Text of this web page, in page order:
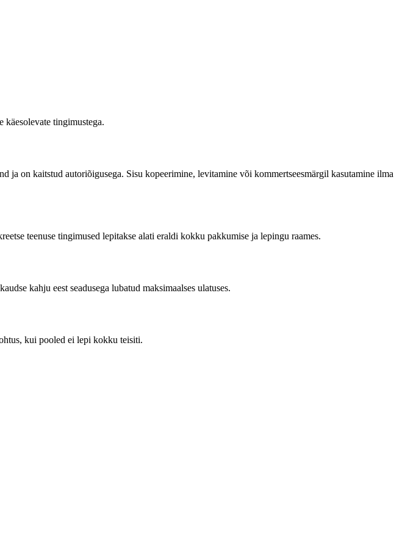
tingimustega.
on kaitstud autoriõigusega. Sisu kopeerimine, levitamine või kommertseesmärgil kasutamine ilma
teenuse tingimused lepitakse alati eraldi kokku pakkumise ja lepingu raames.
kahju eest seadusega lubatud maksimaalses ulatuses.
kui pooled ei lepi kokku teisiti.